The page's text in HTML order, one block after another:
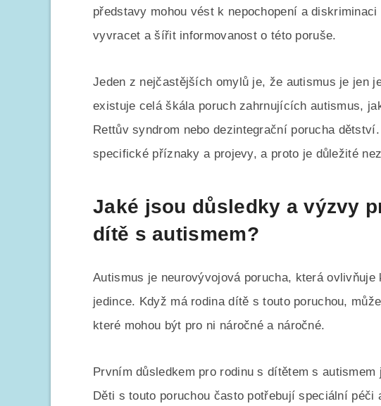
představy mohou vést k nepochopení a
vyvracet a šířit informovanost o této poruše.
Jeden z nejčastějších omylů je, že autismus je jen
existuje celá škála poruch zahrnujících autismus,
Rettův syndrom nebo dezintegrační porucha
specifické příznaky a projevy, a proto je důležité
Jaké jsou důsledky a výzvy
dítě s autismem?
Autismus je neurovývojová porucha, která
jedince. Když má rodina dítě s touto poruchou,
které mohou být pro ni náročné a náročné.
Prvním důsledkem pro rodinu s dítětem s
Děti s touto poruchou často potřebují speciální péči